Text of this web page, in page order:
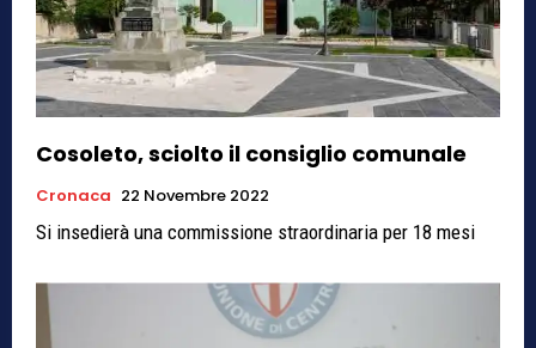
Cosoleto, sciolto il consiglio comunale
Cronaca 22 Novembre 2022
Si insedierà una commissione straordinaria per 18 mesi